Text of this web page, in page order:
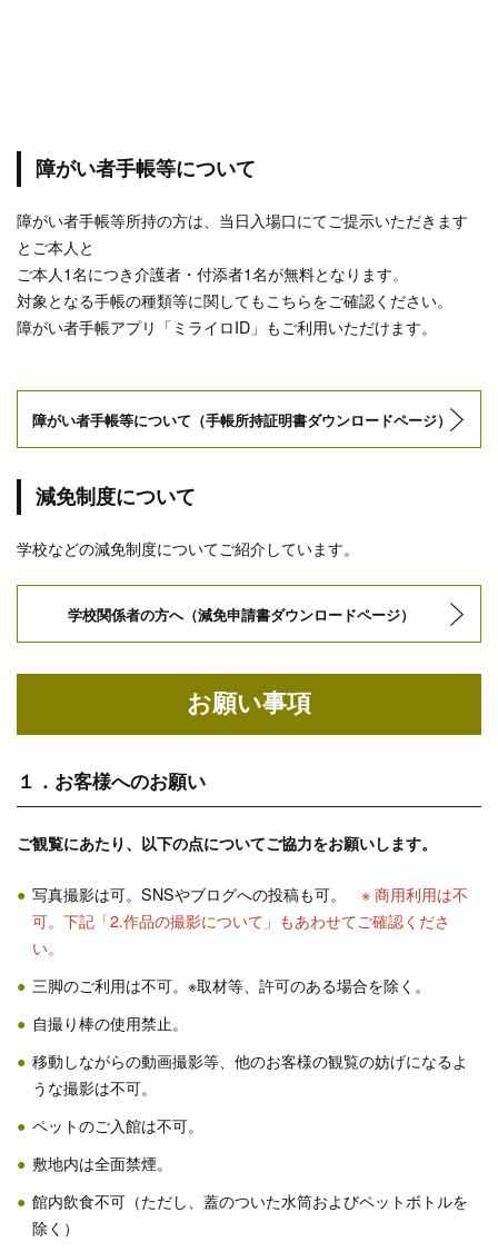
障がい者手帳等について
障がい者手帳等所持の方は、当日入場口にてご提示いただきます
とご本人と
ご本人1名につき介護者・付添者1名が無料となります。
対象となる手帳の種類等に関してもこちらをご確認ください。
障がい者手帳アプリ「ミライロID」もご利用いただけます。
障がい者手帳等について（手帳所持証明書ダウンロードページ）
減免制度について
学校などの減免制度についてご紹介しています。
学校関係者の方へ（減免申請書ダウンロードページ）
お願い事項
１．お客様へのお願い
ご観覧にあたり、以下の点についてご協力をお願いします。
写真撮影は可。SNSやブログへの投稿も可。※ 商用利用は不
可。下記「2.作品の撮影について」もあわせてご確認くださ
い。
三脚のご利用は不可。※取材等、許可のある場合を除く。
自撮り棒の使用禁止。
移動しながらの動画撮影等、他のお客様の観覧の妨げになるよ
うな撮影は不可。
ペットのご入館は不可。
敷地内は全面禁煙。
館内飲食不可（ただし、蓋のついた水筒およびペットボトルを
除く）